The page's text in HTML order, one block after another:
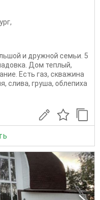
,
и дружной семьи. 5
Дом теплый,
Есть газ, скважина
слива, груша, облепиха